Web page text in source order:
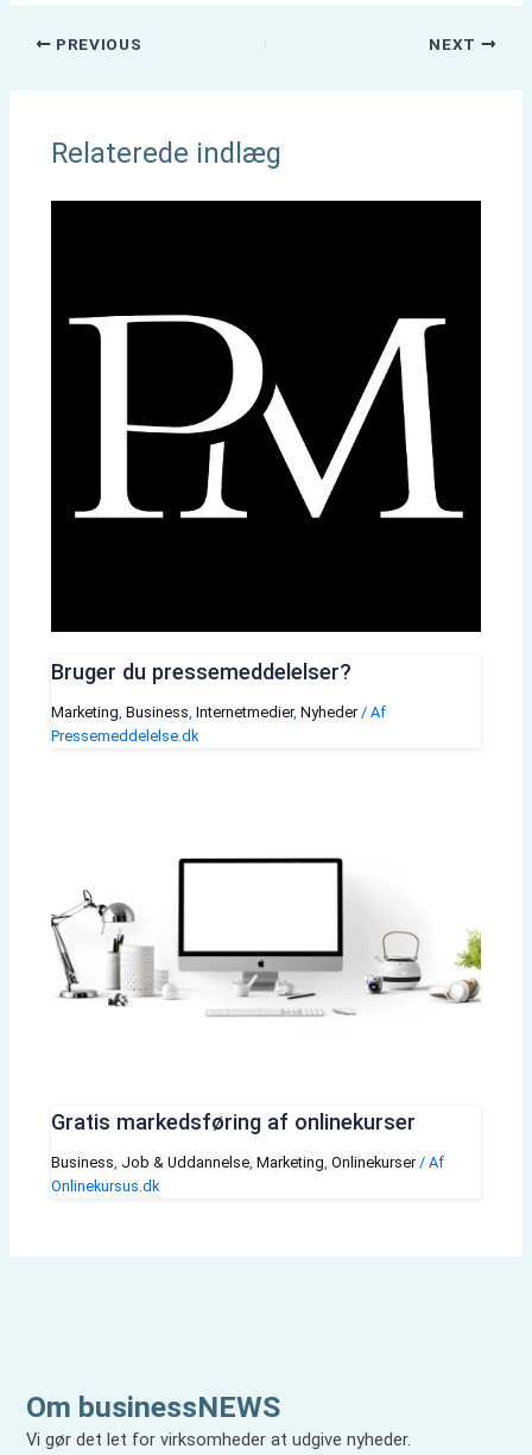
PREVIOUS NEXT
Relaterede indlæg
Bruger du pressemeddelelser?
Marketing Business Internetmedier, Nyheder/ Af
Pressemeddelelse.dk
Gratis markedsføring af onlinekurser
Business Job & Uddannelse, Marketing Onlinekurser/ Af
Onlinekursus.dk
Om businessNEWS
Vi gør det let for virksomheder at udgive nyheder.